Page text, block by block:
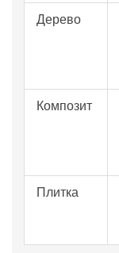
Дерево
Композит
Плитка